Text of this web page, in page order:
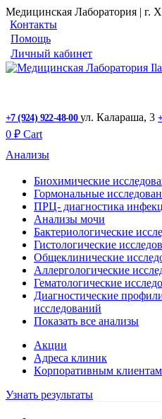
Медицинская Лаборатория | г.
Контакты
Помощь
Личный кабинет
+7 (924) 922-48-00 ул. ​Калараша, 3
0 ₽ Cart
Анализы
Биохимические
Гормональные
ПРЦ- диагностика
Анализы мочи
Бактериологические
Гистологические
Общеклинические
Аллергологические
Гематологические
Диагностические
исследований
Показать все анализы
Акции
Адреса клиник
Кoрпоративным клиентам
Узнать результаты